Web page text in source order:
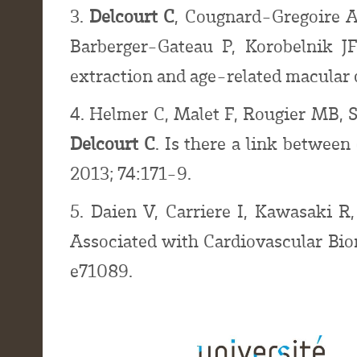
3. Delcourt C, Cougnard-Gregoire
Barberger-Gateau P,
extraction and age-related macular
4. Helmer C, Malet F, Rougier MB,
Delcourt C. Is there a link
2013; 74:171-9.
5. Daien V, Carriere I, Kawasaki
Associated with Cardiovascular
e71089.